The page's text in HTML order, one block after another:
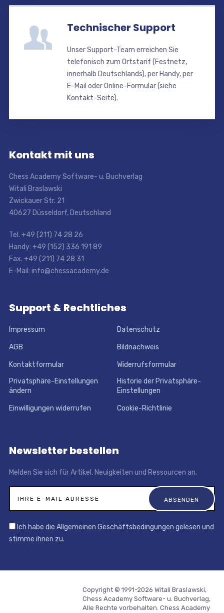
Technischer Support
Unser Support-Team erreichen Sie
telefonisch zum Ortstarif (Festnetz,
innerhalb Deutschlands), per Handy, per
E-Mail oder Online-Formular (siehe
Kontakt-Seite).
Kontakt mit uns
Chess Academy Software- u. Buchverlag
Witali Braslawski
Zwickauer Str. 21
40627 Düsseldorf, Deutschland
Tel. +49 (211) 74 28 26
Handy: +49 (152) 336 191 89
Fax. +49 (211) 74 28 31
E-Mail: info@chessacademy.de
Support & Rechtliches
Impressum Datenschutz
AGB Bildnachweis
Kontaktformular
Widerrufsformular
Privatsphäre-Einstellungen
ändern
Historie der Privatsphäre-
Einstellungen
Einwilligungen widerrufen Cookie-Richtlinie
Newsletter bestellen
Melden Sie sich für Artikel, Neuigkeiten und Ressourcen an.
Ich habe die Allgemeinen Geschäftsbedingungen gelesen und
stimme ihnen zu.
Copyright © 1991-2026 Witali Braslawski,
Chess Academy Software- u. Buchverlag,
Alle Rechte vorbehalten. Chess Academy